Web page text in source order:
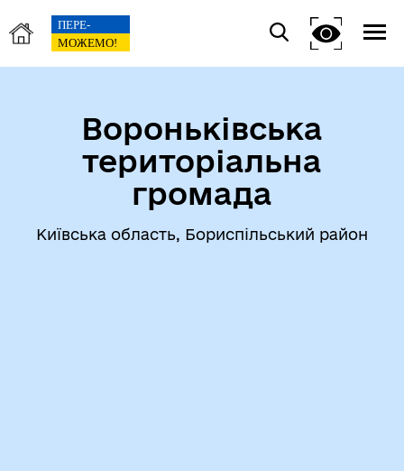
Вороньківська
територіальна
громада
Київська область, Бориспільський район